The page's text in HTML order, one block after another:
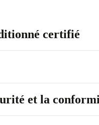
certifié
et la